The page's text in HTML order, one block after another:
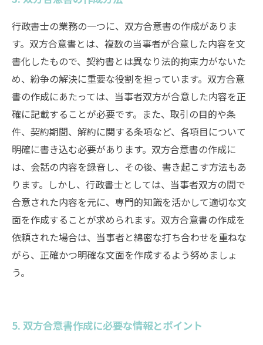
行政書士の業務の一つに、双方合意書の作成がありま
す。双方合意書とは、複数の当事者が合意した内容を文
書化したもので、契約書とは異なり法的拘束力がないた
め、紛争の解決に重要な役割を担っています。双方合意
書の作成にあたっては、当事者双方が合意した内容を正
確に記載することが必要です。また、取引の目的や条
件、契約期間、解約に関する条項など、各項目について
明確に書き込む必要があります。双方合意書の作成に
は、会話の内容を録音し、その後、書き起こす方法もあ
ります。しかし、行政書士としては、当事者双方の間で
合意された内容を元に、専門的知識を活かして適切な文
面を作成することが求められます。双方合意書の作成を
依頼された場合は、当事者と綿密な打ち合わせを重ねな
がら、正確かつ明確な文面を作成するよう努めましょ
う。
5. 双方合意書作成に必要な情報とポイント